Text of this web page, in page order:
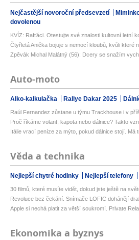
Nejčastější novoroční předsevzetí
dovolenou
KVÍZ: Rafťáci. Otestujte své znalosti kultovní letní
Čtyřletá Anička bojuje s nemocí kloubů, kvůli které
Zpěvák Michal Malátný (56): Dcery se snažím
Auto-moto
Alko-kalkulačka Rallye Dakar 2025
Raúl Fernandez zůstane u týmu Trackhouse i v
Proč říkáme volant, kapota nebo dálnice? Takto
Itálie vrací peníze za mýto, pokud dálnice stojí. Má
Věda a technika
Nejlepší chytré hodinky Nejlepší telefony
30 filmů, které musíte vidět, dokud jste ještě na
Revoluce bez čekání. Snímače LOFIC dohánějí
Apple si nechá platit za větší soukromí. Private
Ekonomika a byznys